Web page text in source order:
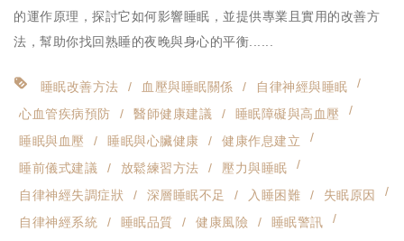
的運作原理，探討它如何影響睡眠，並提供專業且實用的改善方
法，幫助你找回熟睡的夜晚與身心的平衡......
睡眠改善方法 血壓與睡眠關係
自律神經與睡眠
心血管疾病預防
醫師健康建議
睡眠障礙與高血壓
睡眠與血壓
睡眠與心臟健康
健康作息建立
睡前儀式建議
放鬆練習方法
壓力與睡眠
自律神經失調症狀
深層睡眠不足 入睡困難
失眠原因
自律神經系統
睡眠品質 健康風險
睡眠警訊